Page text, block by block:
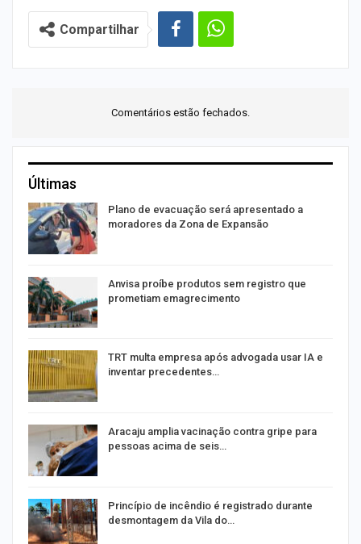
Compartilhar
Comentários estão fechados.
Últimas
Plano de evacuação será apresentado a
moradores da Zona de Expansão
Anvisa proíbe produtos sem registro que
prometiam emagrecimento
TRT multa empresa após advogada usar IA e
inventar precedentes…
Aracaju amplia vacinação contra gripe para
pessoas acima de seis…
Princípio de incêndio é registrado durante
desmontagem da Vila do…